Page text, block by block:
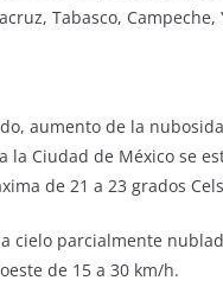
Tabasco,
aumento de la
la Ciudad de México se
de 21 a 23 grados
cielo parcialmente
de 15 a 30 km/h.